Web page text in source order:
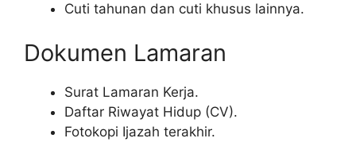
Cuti tahunan dan cuti khusus lainnya.
Dokumen Lamaran
Surat Lamaran Kerja.
Daftar Riwayat Hidup (CV).
Fotokopi Ijazah terakhir.